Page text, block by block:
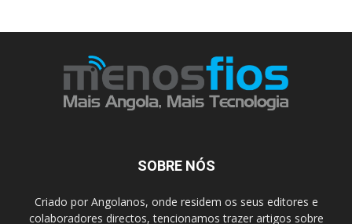
SOBRE NÓS
Criado por Angolanos, onde residem os seus editores e
colaboradores directos, tencionamos trazer artigos sobre